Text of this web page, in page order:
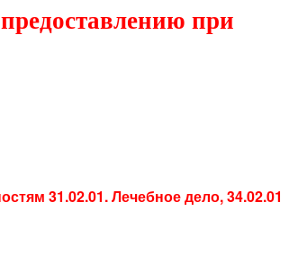
при
31.02.01. Лечебное дело, 34.02.01